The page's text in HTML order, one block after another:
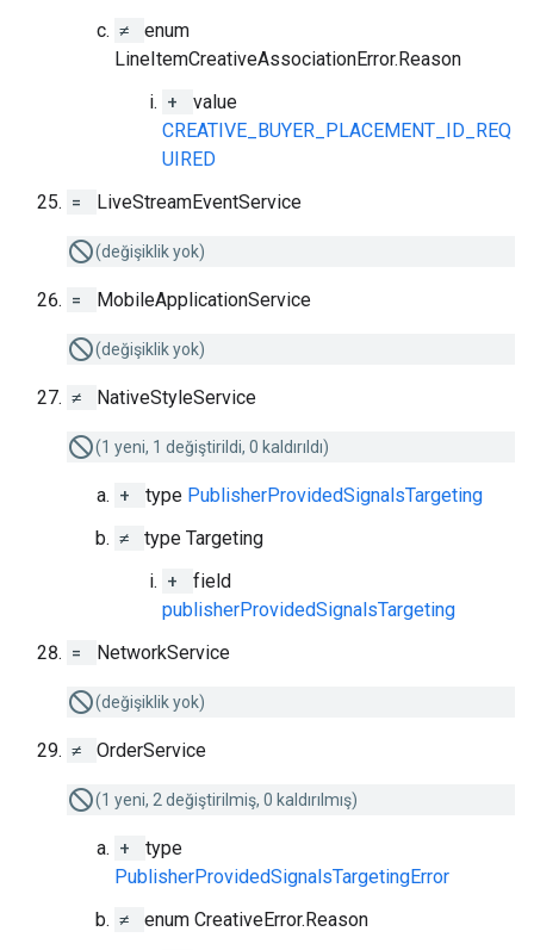
≠
enum
LineItemCreativeAssociationError.Reason
+
value
CREATIVE_BUYER_PLACEMENT_ID_REQ
UIRED
=
LiveStreamEventService
(değişiklik yok)
= MobileApplicationService
(değişiklik yok)
≠ NativeStyleService
(1 yeni, 1 değiştirildi, 0 kaldırıldı)
+ type PublisherProvidedSignalsTargeting
≠
type Targeting
+
field
publisherProvidedSignalsTargeting
=
NetworkService
(değişiklik yok)
≠ OrderService
(1 yeni, 2 değiştirilmiş, 0 kaldırılmış)
+
type
PublisherProvidedSignalsTargetingError
≠
enum CreativeError.Reason